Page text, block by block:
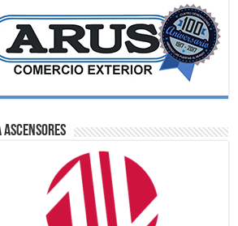
Ascensores